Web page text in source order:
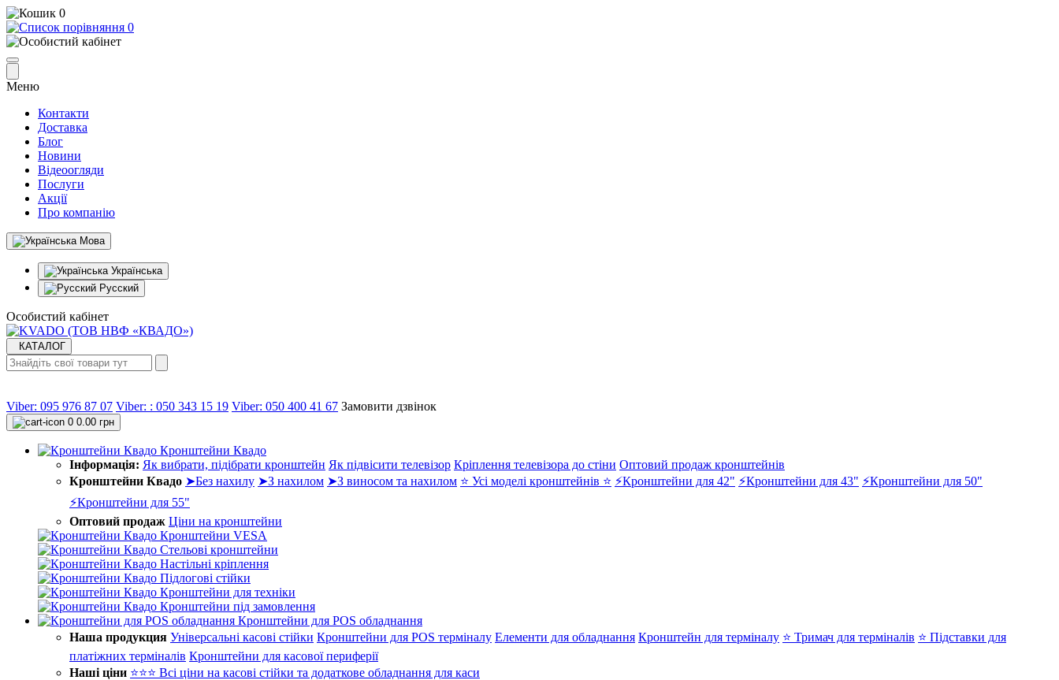
0
0
Меню
Контакти
Доставка
Блог
Новини
Відеоогляди
Послуги
Акції
Про компанію
Мова
Українська
Русский
Особистий кабінет
КАТАЛОГ
Viber: 095 976 87 07 Viber: : 050 343 15 19‬ Viber: 050 400 41 67 Замовити дзвінок
0 0.00 грн
Кронштейни Квадо
Інформація: Як вибрати, підібрати кронштейн Як підвісити телевізор Кріплення телевізора до стіни Оптовий продаж кронштейнів
Кронштейни Квадо ➤Без нахилу ➤З нахилом ➤З виносом та нахилом ⭐ Усі моделі кронштейнів ⭐ ⚡Кронштейни для 42" ⚡Кронштейни для 43" ⚡Кронштейни для 50"
⚡Кронштейни для 55"
Оптовий продаж Ціни на кронштейни
Кронштейни VESA
Стельові кронштейни
Настільні кріплення
Підлогові стійки
Кронштейни для техніки
Кронштейни під замовлення
Кронштейни для POS обладнання
Наша продукция Універсальні касові стійки Кронштейни для POS терміналу Елементи для обладнання Кронштейн для терміналу ⭐ Тримач для терміналів ⭐ Підставки для
платіжних терміналів Кронштейни для касової периферії
Наші ціни ⭐⭐⭐ Всі ціни на касові стійки та додаткове обладнання для каси